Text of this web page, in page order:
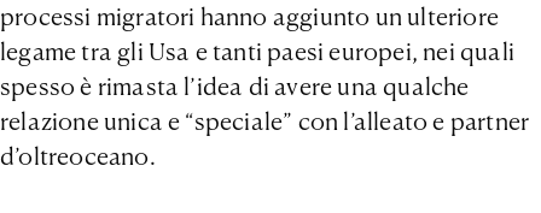
processi migratori hanno aggiunto un ulteriore
legame tra gli Usa e tanti paesi europei, nei quali
spesso è rimasta l’idea di avere una qualche
relazione unica e “speciale” con l’alleato e partner
d’oltreoceano.